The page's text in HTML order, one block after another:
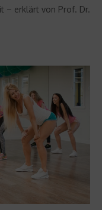
– erklärt von Prof. Dr.